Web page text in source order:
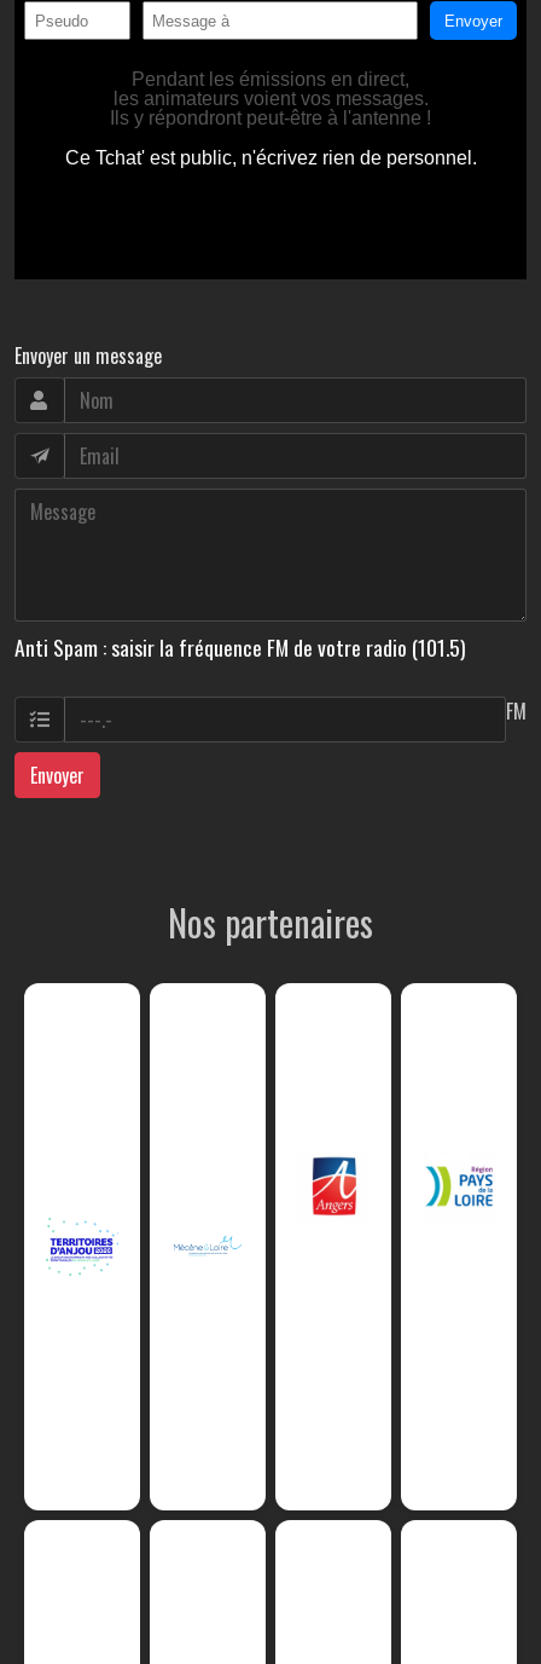
Envoyer un message
Anti Spam : saisir la fréquence FM de votre radio (101.5)
FM
Envoyer
Nos partenaires